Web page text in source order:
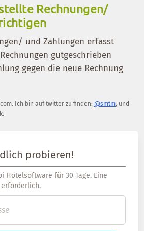
Rechnungen/
und Zahlungen erfasst
gutgeschrieben
gegen die neue Rechnung
. Ich bin auf twitter zu finden: @smtm, und
probieren!
Hotelsoftware für 30 Tage. Eine